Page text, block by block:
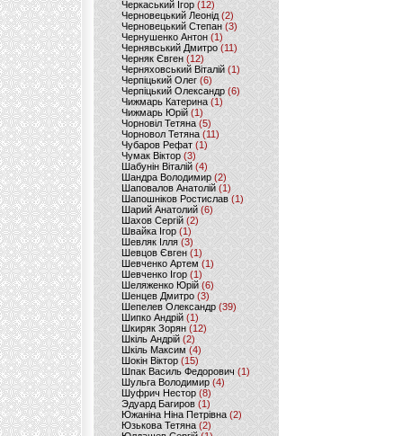
Черкаський Ігор (12)
Черновецький Леонід(2)
Черновецький Степан (3)
Чернушенко Антон (1)
Чернявський Дмитро(11)
Черняк Євген(12)
Черняховський Віталій (1)
Черпіцький Олег (6)
Черпіцький Олександр (6)
Чижмарь Катерина (1)
Чижмарь Юрій (1)
Чорновіл Тетяна (5)
Чорновол Тетяна (11)
Чубаров Рефат (1)
Чумак Віктор(3)
Шабунін Віталій (4)
Шандра Володимир (2)
Шаповалов Анатолій(1)
Шапошніков Ростислав(1)
Шарий Анатолий(6)
Шахов Сергій(2)
Швайка Ігор (1)
Шевляк Ілля (3)
Шевцов Євген (1)
Шевченко Артем(1)
Шевченко Ігор(1)
Шеляженко Юрій (6)
Шенцев Дмитро (3)
Шепелев Олександр (39)
Шипко Андрій(1)
Шкиряк Зорян(12)
Шкіль Андрій(2)
Шкіль Максим (4)
Шокін Віктор (15)
Шпак Василь Федорович (1)
Шульга Володимир (4)
Шуфрич Нестор(8)
Эдуард Багиров (1)
Южаніна Ніна Петрівна (2)
Юзькова Тетяна(2)